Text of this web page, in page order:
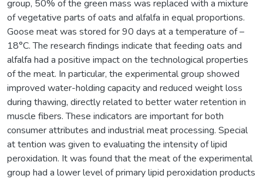
group, 50% of the green mass was replaced with a mixture
of vegetative parts of oats and alfalfa in equal proportions.
Goose meat was stored for 90 days at a temperature of –
18°C. The research findings indicate that feeding oats and
alfalfa had a positive impact on the technological properties
of the meat. In particular, the experimental group showed
improved water-holding capacity and reduced weight loss
during thawing, directly related to better water retention in
muscle fibers. These indicators are important for both
consumer attributes and industrial meat processing. Special
at tention was given to evaluating the intensity of lipid
peroxidation. It was found that the meat of the experimental
group had a lower level of primary lipid peroxidation products